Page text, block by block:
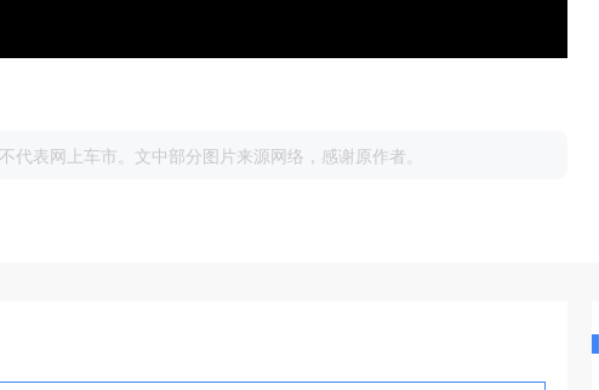
表网上车市。文中部分图片来源网络，感谢原作者。